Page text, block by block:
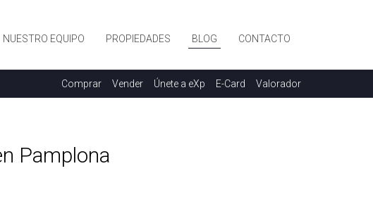
NUESTRO EQUIPO PROPIEDADES BLOG CONTACTO
Comprar Vender Únete a eXp E-Card Valorador
Pamplona